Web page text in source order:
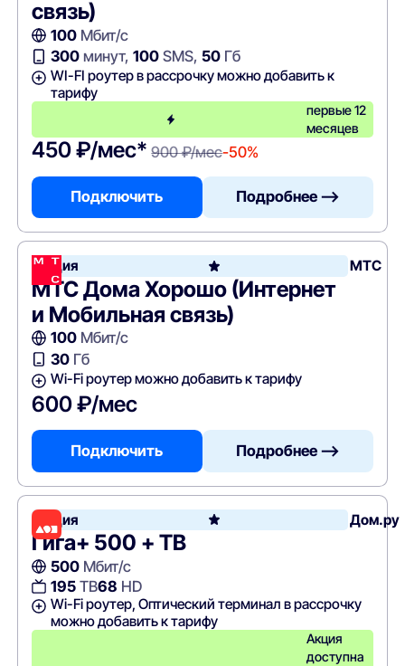
связь)
100Мбит/с
300минут, 100SMS, 50Гб
WI-FI роутер в рассрочку можно добавить к
тарифу
первые 12
месяцев
450 ₽/мес* 900 ₽/мес-50%
Подключить Подробнее —>
Акция МТС
МТС Дома Хорошо (Интернет
и Мобильная связь)
100Мбит/с
30Гб
Wi-Fi роутер можно добавить к тарифу
600 ₽/мес
Подключить Подробнее —>
Акция Дом.ру
Гига+ 500 + ТВ
500Мбит/с
195ТВ68 HD
Wi-Fi роутер, Оптический терминал в рассрочку
можно добавить к тарифу
Акция
доступна